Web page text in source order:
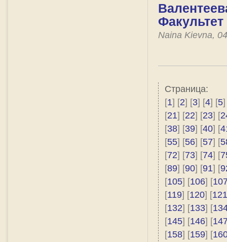
Naina Kievna,
Страница:
[1] [2] [3] [4] [5]
[21] [22] [23] [
[38] [39] [40] [
[55] [56] [57] [
[72] [73] [74] [
[89] [90] [91] [
[105] [106] [
[119] [120] [121
[132] [133] [
[145] [146] [
[158] [159] [